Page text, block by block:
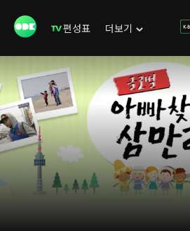
편성표 더보기